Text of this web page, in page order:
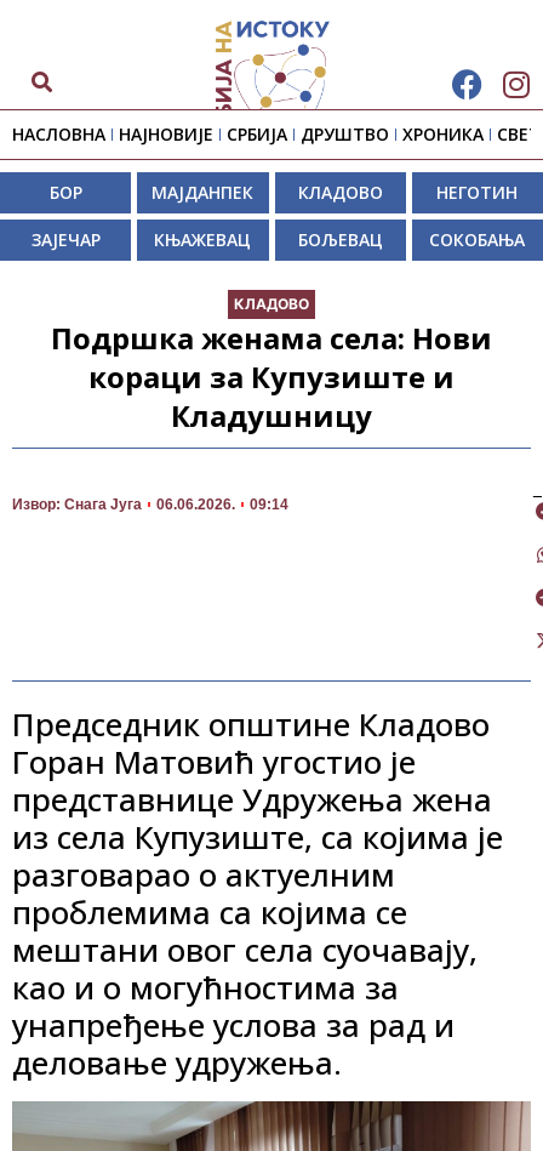
НАСЛОВНА НАЈНОВИЈЕ СРБИЈА ДРУШТВО ХРОНИКА СВЕТ
БОР МАЈДАНПЕК КЛАДОВО НЕГОТИН
ЗАЈЕЧАР КЊАЖЕВАЦ БОЉЕВАЦ СОКОБАЊА
КЛАДОВО
Подршка женама села: Нови
кораци за Купузиште и
Кладушницу
Извор: Снага Југа 06.06.2026. 09:14
Председник општине Кладово
Горан Матовић угостио је
представнице Удружења жена
из села Купузиште, са којима је
разговарао о актуелним
проблемима са којима се
мештани овог села суочавају,
као и о могућностима за
унапређење услова за рад и
деловање удружења.